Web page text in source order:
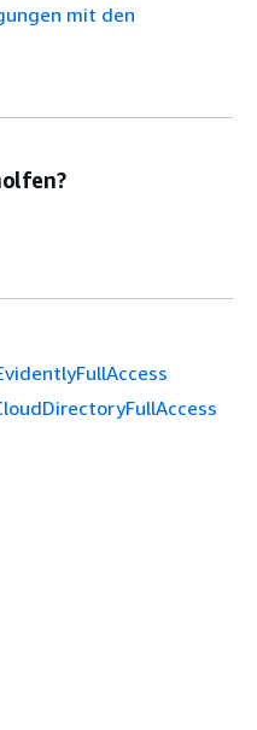
mit den